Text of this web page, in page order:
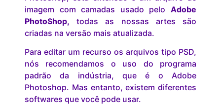
imagem com camadas usado pelo Adobe
PhotoShop, todas as nossas artes são
criadas na versão mais atualizada.
Para editar um recurso os arquivos tipo PSD,
nós recomendamos o uso do programa
padrão da indústria, que é o Adobe
Photoshop. Mas entanto, existem diferentes
softwares que você pode usar.